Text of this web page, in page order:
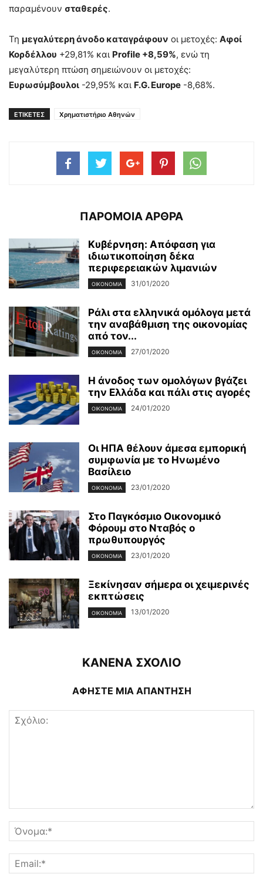
παραμένουν σταθερές.
Τη μεγαλύτερη άνοδο καταγράφουν οι μετοχές: Αφοί
Κορδέλλου +29,81% και Profile +8,59%, ενώ τη
μεγαλύτερη πτώση σημειώνουν οι μετοχές:
Ευρωσύμβουλοι -29,95% και F.G. Europe -8,68%.
ΕΤΙΚΕΤΕΣ Χρηματιστήριο Αθηνών
ΠΑΡΟΜΟΙΑ ΑΡΘΡΑ
Κυβέρνηση: Απόφαση για
ιδιωτικοποίηση δέκα
περιφερειακών λιμανιών
ΟΙΚΟΝΟΜΊΑ 31/01/2020
Ράλι στα ελληνικά ομόλογα μετά
την αναβάθμιση της οικονομίας
από τον...
ΟΙΚΟΝΟΜΊΑ 27/01/2020
Η άνοδος των ομολόγων βγάζει
την Ελλάδα και πάλι στις αγορές
ΟΙΚΟΝΟΜΊΑ 24/01/2020
Οι ΗΠΑ θέλουν άμεσα εμπορική
συμφωνία με το Ηνωμένο
Βασίλειο
ΟΙΚΟΝΟΜΊΑ 23/01/2020
Στο Παγκόσμιο Οικονομικό
Φόρουμ στο Νταβός ο
πρωθυπουργός
ΟΙΚΟΝΟΜΊΑ 23/01/2020
Ξεκίνησαν σήμερα οι χειμερινές
εκπτώσεις
ΟΙΚΟΝΟΜΊΑ 13/01/2020
ΚΑΝΕΝΑ ΣΧΟΛΙΟ
ΑΦΗΣΤΕ ΜΙΑ ΑΠΑΝΤΗΣΗ